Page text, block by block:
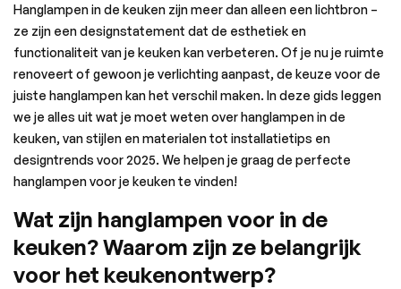
Hanglampen in de keuken zijn meer dan alleen een lichtbron –
ze zijn een designstatement dat de esthetiek en
functionaliteit van je keuken kan verbeteren. Of je nu je ruimte
renoveert of gewoon je verlichting aanpast, de keuze voor de
juiste hanglampen kan het verschil maken. In deze gids leggen
we je alles uit wat je moet weten over hanglampen in de
keuken, van stijlen en materialen tot installatietips en
designtrends voor 2025. We helpen je graag de perfecte
hanglampen voor je keuken te vinden!
Wat zijn hanglampen voor in de
keuken? Waarom zijn ze belangrijk
voor het keukenontwerp?